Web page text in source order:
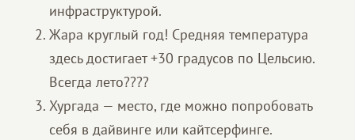
инфраструктурой.
Жара круглый год! Средняя температура
здесь достигает +30 градусов по Цельсию.
Всегда лето????
Хургада — место, где можно попробовать
себя в дайвинге или кайтсерфинге.